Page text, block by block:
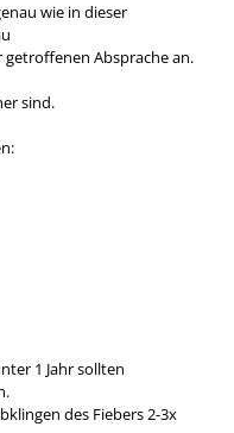
wie in dieser
Absprache an.
sind.
1 Jahr sollten
des Fiebers 2-3x